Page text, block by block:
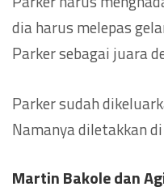
dia harus melepas
Parker sebagai juara
Parker sudah
Namanya diletakkan
Martin Bakole dan